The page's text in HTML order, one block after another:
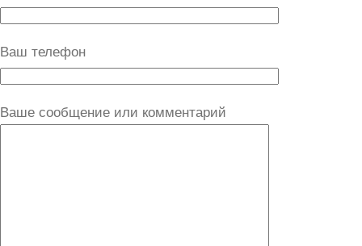
Ваш телефон
Ваше сообщение или комментарий